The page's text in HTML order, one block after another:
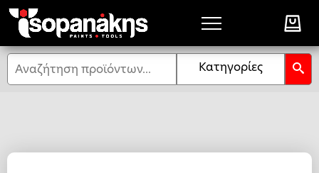
Αναζήτηση Κατηγορίες